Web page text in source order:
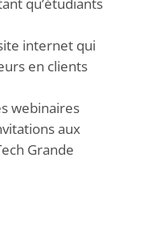
qu’étudiants
internet qui
en clients
webinaires
aux
Grande